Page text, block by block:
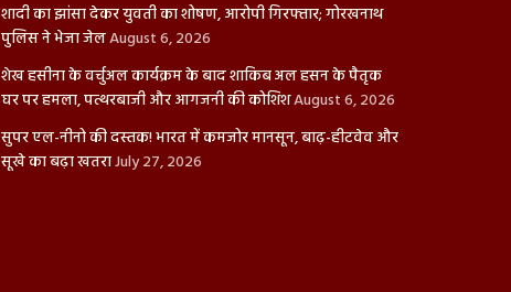
शादी का झांसा देकर युवती का शोषण, आरोपी गिरफ्तार; गोरखनाथ
पुलिस ने भेजा जेलAugust 6, 2026
शेख हसीना के वर्चुअल कार्यक्रम के बाद शाकिब अल हसन के पैतृक
घर पर हमला, पत्थरबाजी और आगजनी की कोशिशAugust 6, 2026
सुपर एल-नीनो की दस्तक! भारत में कमजोर मानसून, बाढ़-हीटवेव और
सूखे का बढ़ा खतराJuly 27, 2026